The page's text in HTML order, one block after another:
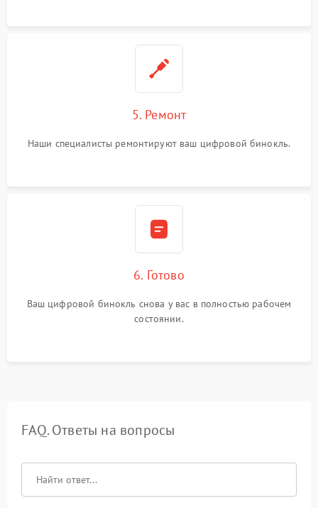
5. Ремонт
Наши специалисты ремонтируют ваш цифровой бинокль.
6. Готово
Ваш цифровой бинокль снова у вас в полностью рабочем
состоянии.
FAQ. Ответы на вопросы